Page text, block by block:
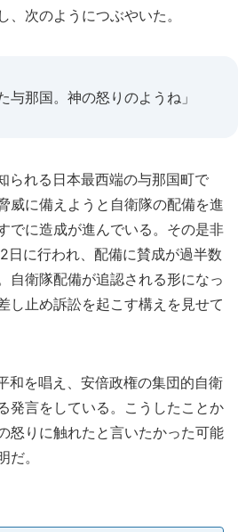
、次のようにつぶやいた。
与那国。神の怒りのようね」
られる日本最西端の与那国町で
威に備えようと自衛隊の配備を進
でに造成が進んでいる。その是非
日に行われ、配備に賛成が過半数
自衛隊配備が追認される形になっ
し止め訴訟を起こす構えを見せて
和を唱え、安倍政権の集団的自衛
発言をしている。こうしたことか
怒りに触れたと言いたかった可能
。